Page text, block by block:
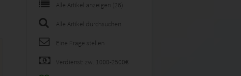
Alle Artikel anzeigen (26)
Alle Artikel durchsuchen
Eine Frage stellen
Verdienst: zw. 1000-2500€